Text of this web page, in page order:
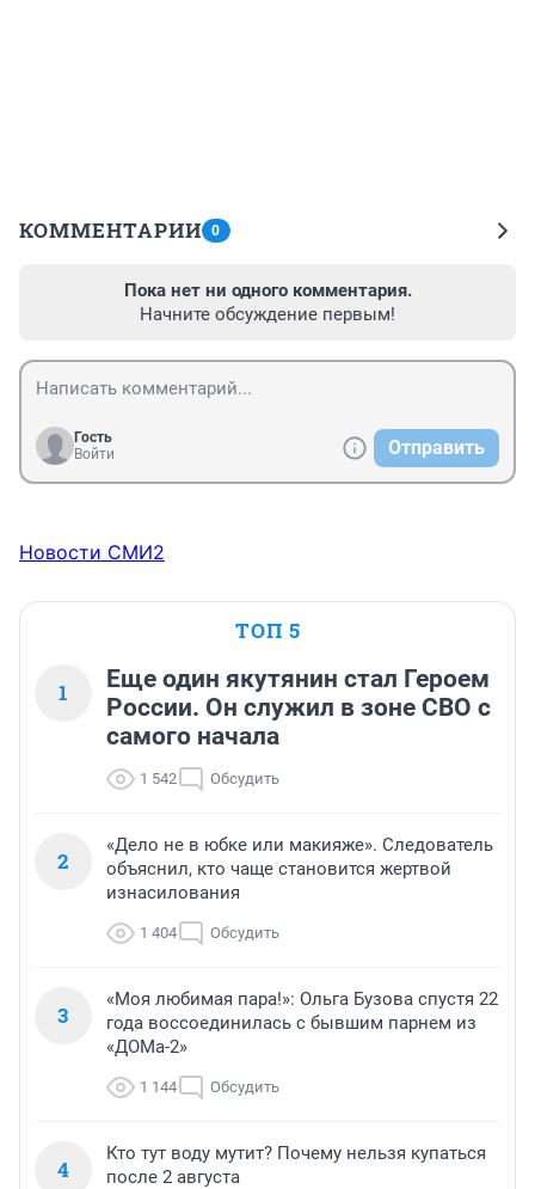
КОММЕНТАРИИ 0
Пока нет ни одного комментария.
Начните обсуждение первым!
Гость
Войти
Отправить
Новости СМИ2
ТОП 5
1
Еще один якутянин стал Героем
России. Он служил в зоне СВО с
самого начала
1 542 Обсудить
2
«Дело не в юбке или макияже». Следователь
объяснил, кто чаще становится жертвой
изнасилования
1 404 Обсудить
3
«Моя любимая пара!»: Ольга Бузова спустя 22
года воссоединилась с бывшим парнем из
«ДОМа-2»
1 144 Обсудить
4
Кто тут воду мутит? Почему нельзя купаться
после 2 августа